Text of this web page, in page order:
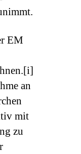
EM
an
mit
zu